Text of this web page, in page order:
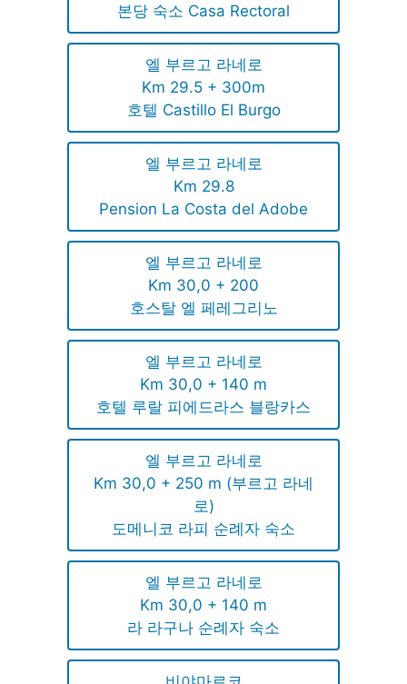
본당 숙소 Casa Rectoral
엘 부르고 라네로
Km 29.5 + 300m
호텔 Castillo El Burgo
엘 부르고 라네로
Km 29.8
Pension La Costa del Adobe
엘 부르고 라네로
Km 30,0 + 200
호스탈 엘 페레그리노
엘 부르고 라네로
Km 30,0 + 140 m
호텔 루랄 피에드라스 블랑카스
엘 부르고 라네로
Km 30,0 + 250 m (부르고 라네
로)
도메니코 라피 순례자 숙소
엘 부르고 라네로
Km 30,0 + 140 m
라 라구나 순례자 숙소